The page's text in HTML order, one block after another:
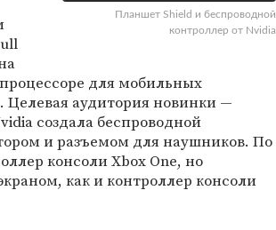
Планшет Shield и беспроводной
контроллер от Nvidia
для мобильных
аудитория новинки —
создала беспроводной
и разъемом для наушников. По
консоли Xbox One, но
как и контроллер консоли